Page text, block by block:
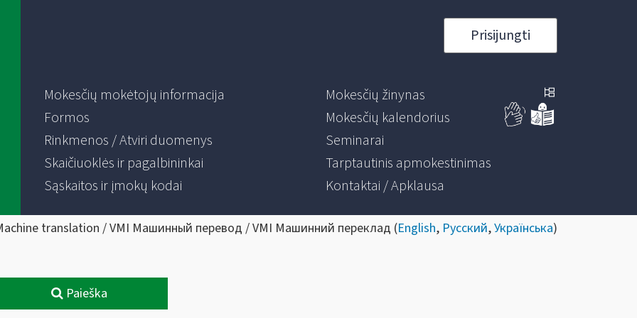
Prisijungti
Mokesčių mokėtojų informacija
Formos
Rinkmenos / Atviri duomenys
Skaičiuoklės ir pagalbininkai
Sąskaitos ir įmokų kodai
Mokesčių žinynas
Mokesčių kalendorius
Seminarai
Tarptautinis apmokestinimas
Kontaktai / Apklausa
translation / VMI Машинный перевод / VMI Машинний переклад (English, Русский,Українська)
Paieška